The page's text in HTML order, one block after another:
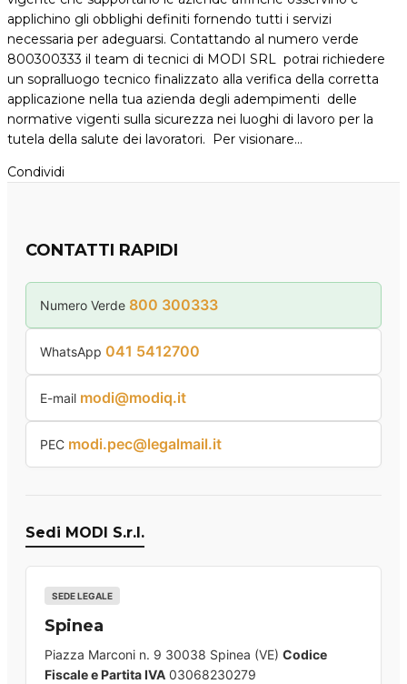
applichino gli obblighi definiti fornendo tutti i servizi
necessaria per adeguarsi. Contattando al numero verde
800300333 il team di tecnici di MODI SRL potrai richiedere
un sopralluogo tecnico finalizzato alla verifica della corretta
applicazione nella tua azienda degli adempimenti delle
normative vigenti sulla sicurezza nei luoghi di lavoro per la
tutela della salute dei lavoratori. Per visionare…
Condividi
CONTATTI RAPIDI
Numero Verde 800 300333
WhatsApp 041 5412700
E-mail modi@modiq.it
PEC modi.pec@legalmail.it
Sedi MODI S.r.l.
SEDE LEGALE
Spinea
Piazza Marconi n. 9 30038 Spinea (VE) Codice
Fiscale e Partita IVA 03068230279